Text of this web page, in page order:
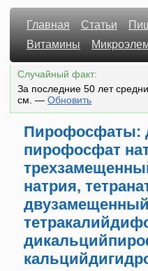
Главная Статьи
Витамины
Случайный факт:
За последние 50 лет
см. — Обновить
Пирофосфаты:
пирофосфат
натрия,